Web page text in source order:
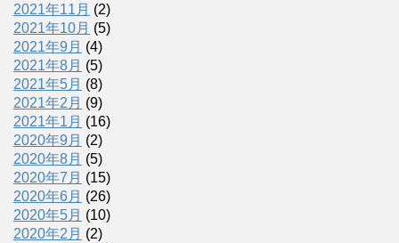
2021年11月 (2)
2021年10月 (5)
2021年9月 (4)
2021年8月 (5)
2021年5月 (8)
2021年2月 (9)
2021年1月 (16)
2020年9月 (2)
2020年8月 (5)
2020年7月 (15)
2020年6月 (26)
2020年5月 (10)
2020年2月 (2)